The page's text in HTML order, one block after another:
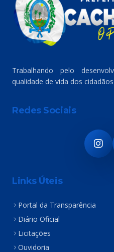
Trabalhando pelo
qualidade de vida dos
Redes Sociais
Links Úteis
Portal da Transparência
Diário Oficial
Licitações
Ouvidoria